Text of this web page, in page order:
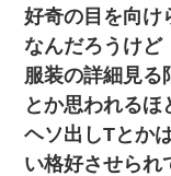
好奇の目を向け
なんだろうけど
服装の詳細見る
とか思われるほ
ヘソ出しTとか
い格好させられ